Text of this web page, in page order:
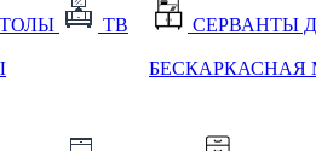
ТВ СЕРВАНТЫ
БЕСКАРКАСНАЯ